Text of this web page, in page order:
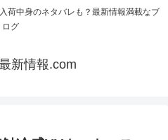
荷中身のネタバレも？最新情報満載なブ
ログ
新情報.com